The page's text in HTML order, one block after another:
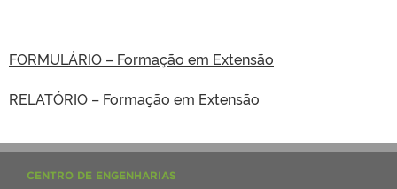
FORMULÁRIO – Formação em Extensão
RELATÓRIO – Formação em Extensão
CENTRO DE ENGENHARIAS